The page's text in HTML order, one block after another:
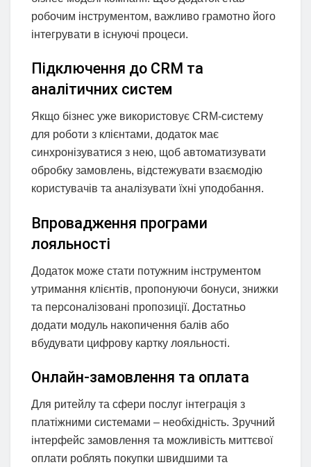
робочим інструментом, важливо грамотно його
інтегрувати в існуючі процеси.
Підключення до CRM та
аналітичних систем
Якщо бізнес уже використовує CRM-систему
для роботи з клієнтами, додаток має
синхронізуватися з нею, щоб автоматизувати
обробку замовлень, відстежувати взаємодію
користувачів та аналізувати їхні уподобання.
Впровадження програми
лояльності
Додаток може стати потужним інструментом
утримання клієнтів, пропонуючи бонуси, знижки
та персоналізовані пропозиції. Достатньо
додати модуль накопичення балів або
вбудувати цифрову картку лояльності.
Онлайн-замовлення та оплата
Для ритейлу та сфери послуг інтеграція з
платіжними системами – необхідність. Зручний
інтерфейс замовлення та можливість миттєвої
оплати роблять покупки швидшими та